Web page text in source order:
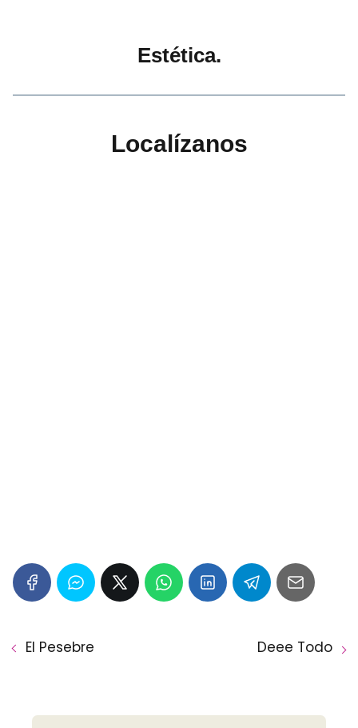
Estética.
Localízanos
El Pesebre Deee Todo